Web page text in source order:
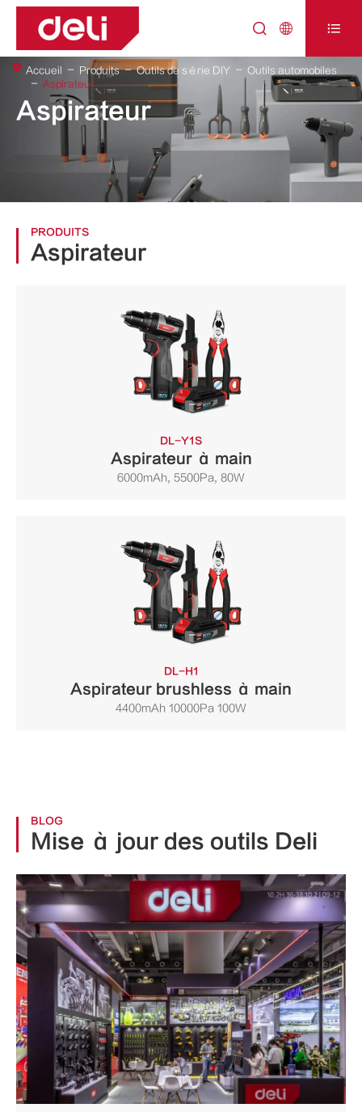
  
Aspirateur
Accueil Produits Outils de série DIY
Outils automobiles
Aspirateur
PRODUITS
Aspirateur
DL-Y1S
Aspirateur à main
6000mAh, 5500Pa, 80W
DL-H1
Aspirateur brushless à main
4400mAh 10000Pa 100W
BLOG
Mise à jour des outils Deli